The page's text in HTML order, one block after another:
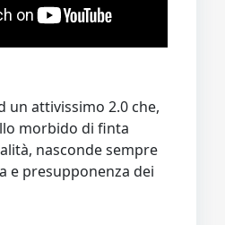
un attivissimo 2.0 che,
morbido di finta
nasconde sempre
e presupponenza dei